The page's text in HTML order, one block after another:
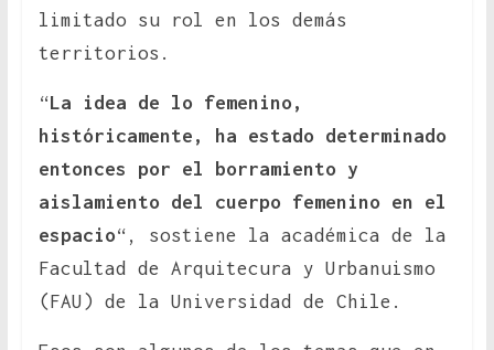
limitado su rol en los demás
territorios.
“La idea de lo femenino,
históricamente, ha estado determinado
entonces por el
borramiento y
aislamiento del cuerpo femenino en el
espacio“, sostiene la académica de la
Facultad de Arquitecura y Urbanuismo
(FAU) de la Universidad de Chile.